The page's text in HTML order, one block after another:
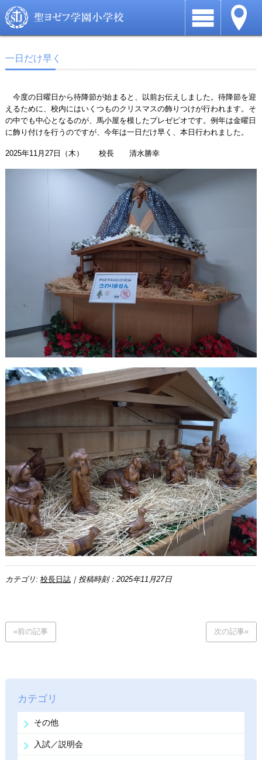
一日だけ早く
今度の日曜日から待降節が始まると、以前お伝えしました。待降節を迎
えるために、校内にはいくつものクリスマスの飾りつけが行われます。そ
の中でも中心となるのが、馬小屋を模したプレゼピオです。例年は金曜日
に飾り付けを行うのですが、今年は一日だけ早く、本日行われました。
2025年11月27日（木） 校長 清水勝幸
カテゴリ: 校長日誌｜投稿時刻：2025年11月27日
«前の記事 次の記事»
カテゴリ
その他
入試／説明会